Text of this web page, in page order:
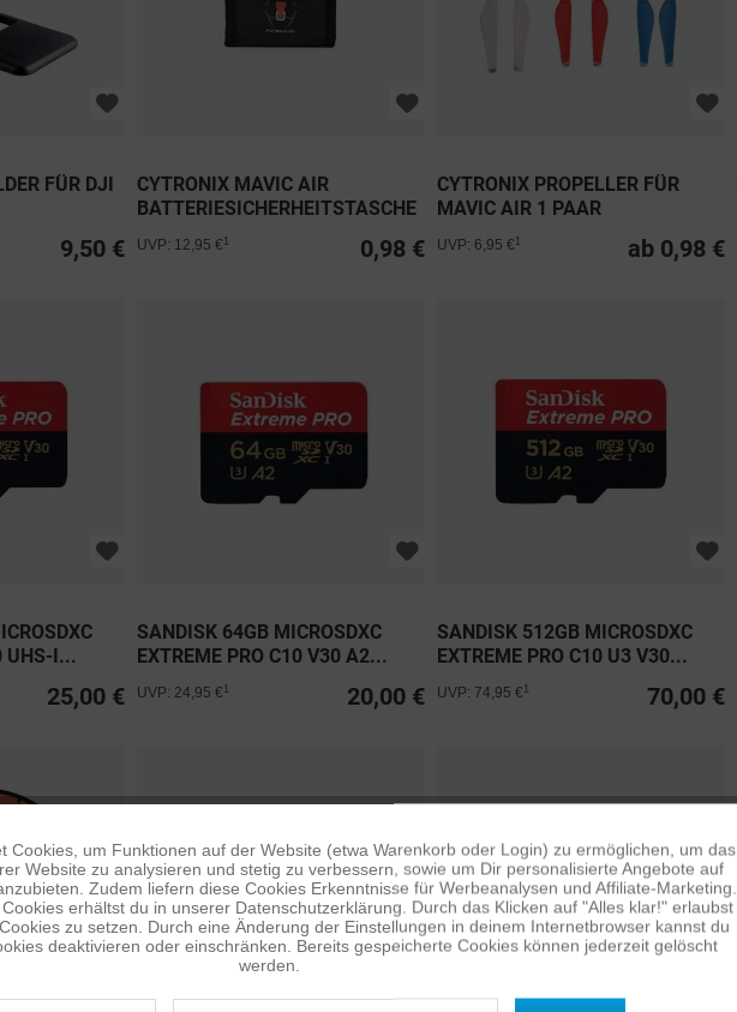
FÜR DJI
9,50 €
CYTRONIX MAVIC AIR
BATTERIESICHERHEITSTASCHE
0,98 €
UVP: 12,95 €
CYTRONIX PROPELLER FÜR
MAVIC AIR 1 PAAR
ab 0,98 €
UVP: 6,95 €
UHS-I...
25,00 €
SANDISK 64GB MICROSDXC
EXTREME PRO C10 V30 A2...
20,00 €
UVP: 24,95 €
SANDISK 512GB MICROSDXC
EXTREME PRO C10 U3 V30...
70,00 €
UVP: 74,95 €
Aktiv
Inaktiv
Cookies, um Funktionen auf der Website (etwa Warenkorb oder Login) zu ermöglichen, um das
Website zu analysieren und stetig zu verbessern, sowie um Dir personalisierte Angebote auf
Zudem liefern diese Cookies Erkenntnisse für Werbeanalysen und Affiliate-Marketing.
erhältst du in unserer Datenschutzerklärung. Durch das Klicken auf "Alles klar!" erlaubst
zu setzen. Durch eine Änderung der Einstellungen in deinem Internetbrowser kannst du
deaktivieren oder einschränken. Bereits gespeicherte Cookies können jederzeit gelöscht
werden.